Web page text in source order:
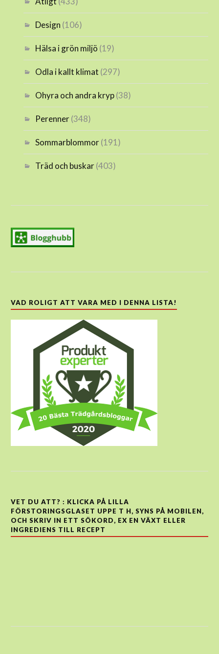
Design (106)
Hälsa i grön miljö (19)
Odla i kallt klimat (297)
Ohyra och andra kryp(38)
Perenner(348)
Sommarblommor(191)
Träd och buskar(403)
VAD ROLIGT ATT VARA MED I DENNA LISTA!
VET DU ATT? : KLICKA PÅ LILLA
FÖRSTORINGSGLASET UPPE T H, SYNS PÅ MOBILEN,
OCH SKRIV IN ETT SÖKORD, EX EN VÄXT ELLER
INGREDIENS TILL RECEPT